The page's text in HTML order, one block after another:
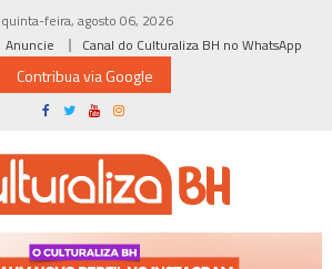
quinta-feira, agosto 06, 2026
Anuncie Canal do Culturaliza BH no WhatsApp
Contribua via Google